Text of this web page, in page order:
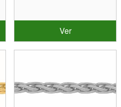
Ver